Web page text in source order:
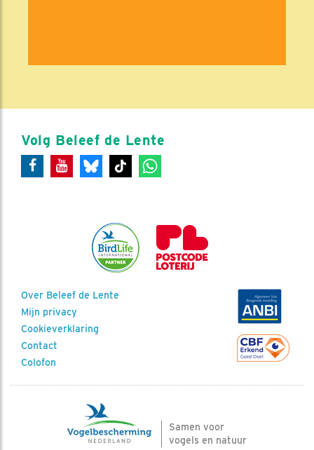
Volg Beleef de Lente
Over Beleef de Lente
Mijn privacy
Cookieverklaring
Contact
Colofon
Samen voor
vogels en natuur